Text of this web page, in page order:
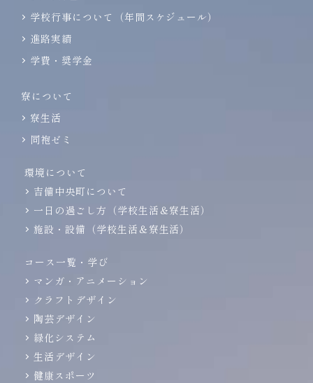
学校行事について（年間スケジュール）
進路実績
学費・奨学金
寮について
寮生活
同袍ゼミ
環境について
吉備中央町について
一日の過ごし方（学校生活＆寮生活）
施設・設備（学校生活＆寮生活）
コース一覧・学び
マンガ・アニメーション
クラフトデザイン
陶芸デザイン
緑化システム
生活デザイン
健康スポーツ